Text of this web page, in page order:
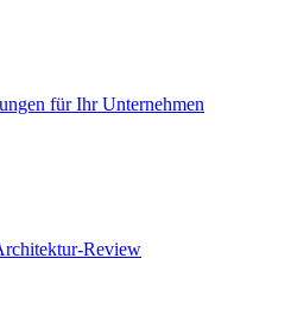
für Ihr Unternehmen
Review